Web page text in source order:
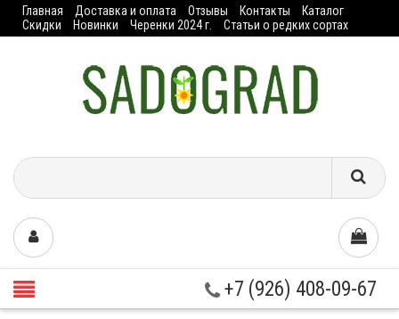
Главная Доставка и оплата Отзывы Контакты
Каталог
Скидки
Новинки Черенки 2024 г. Статьи о редких сортах
+7 (926) 408-09-67